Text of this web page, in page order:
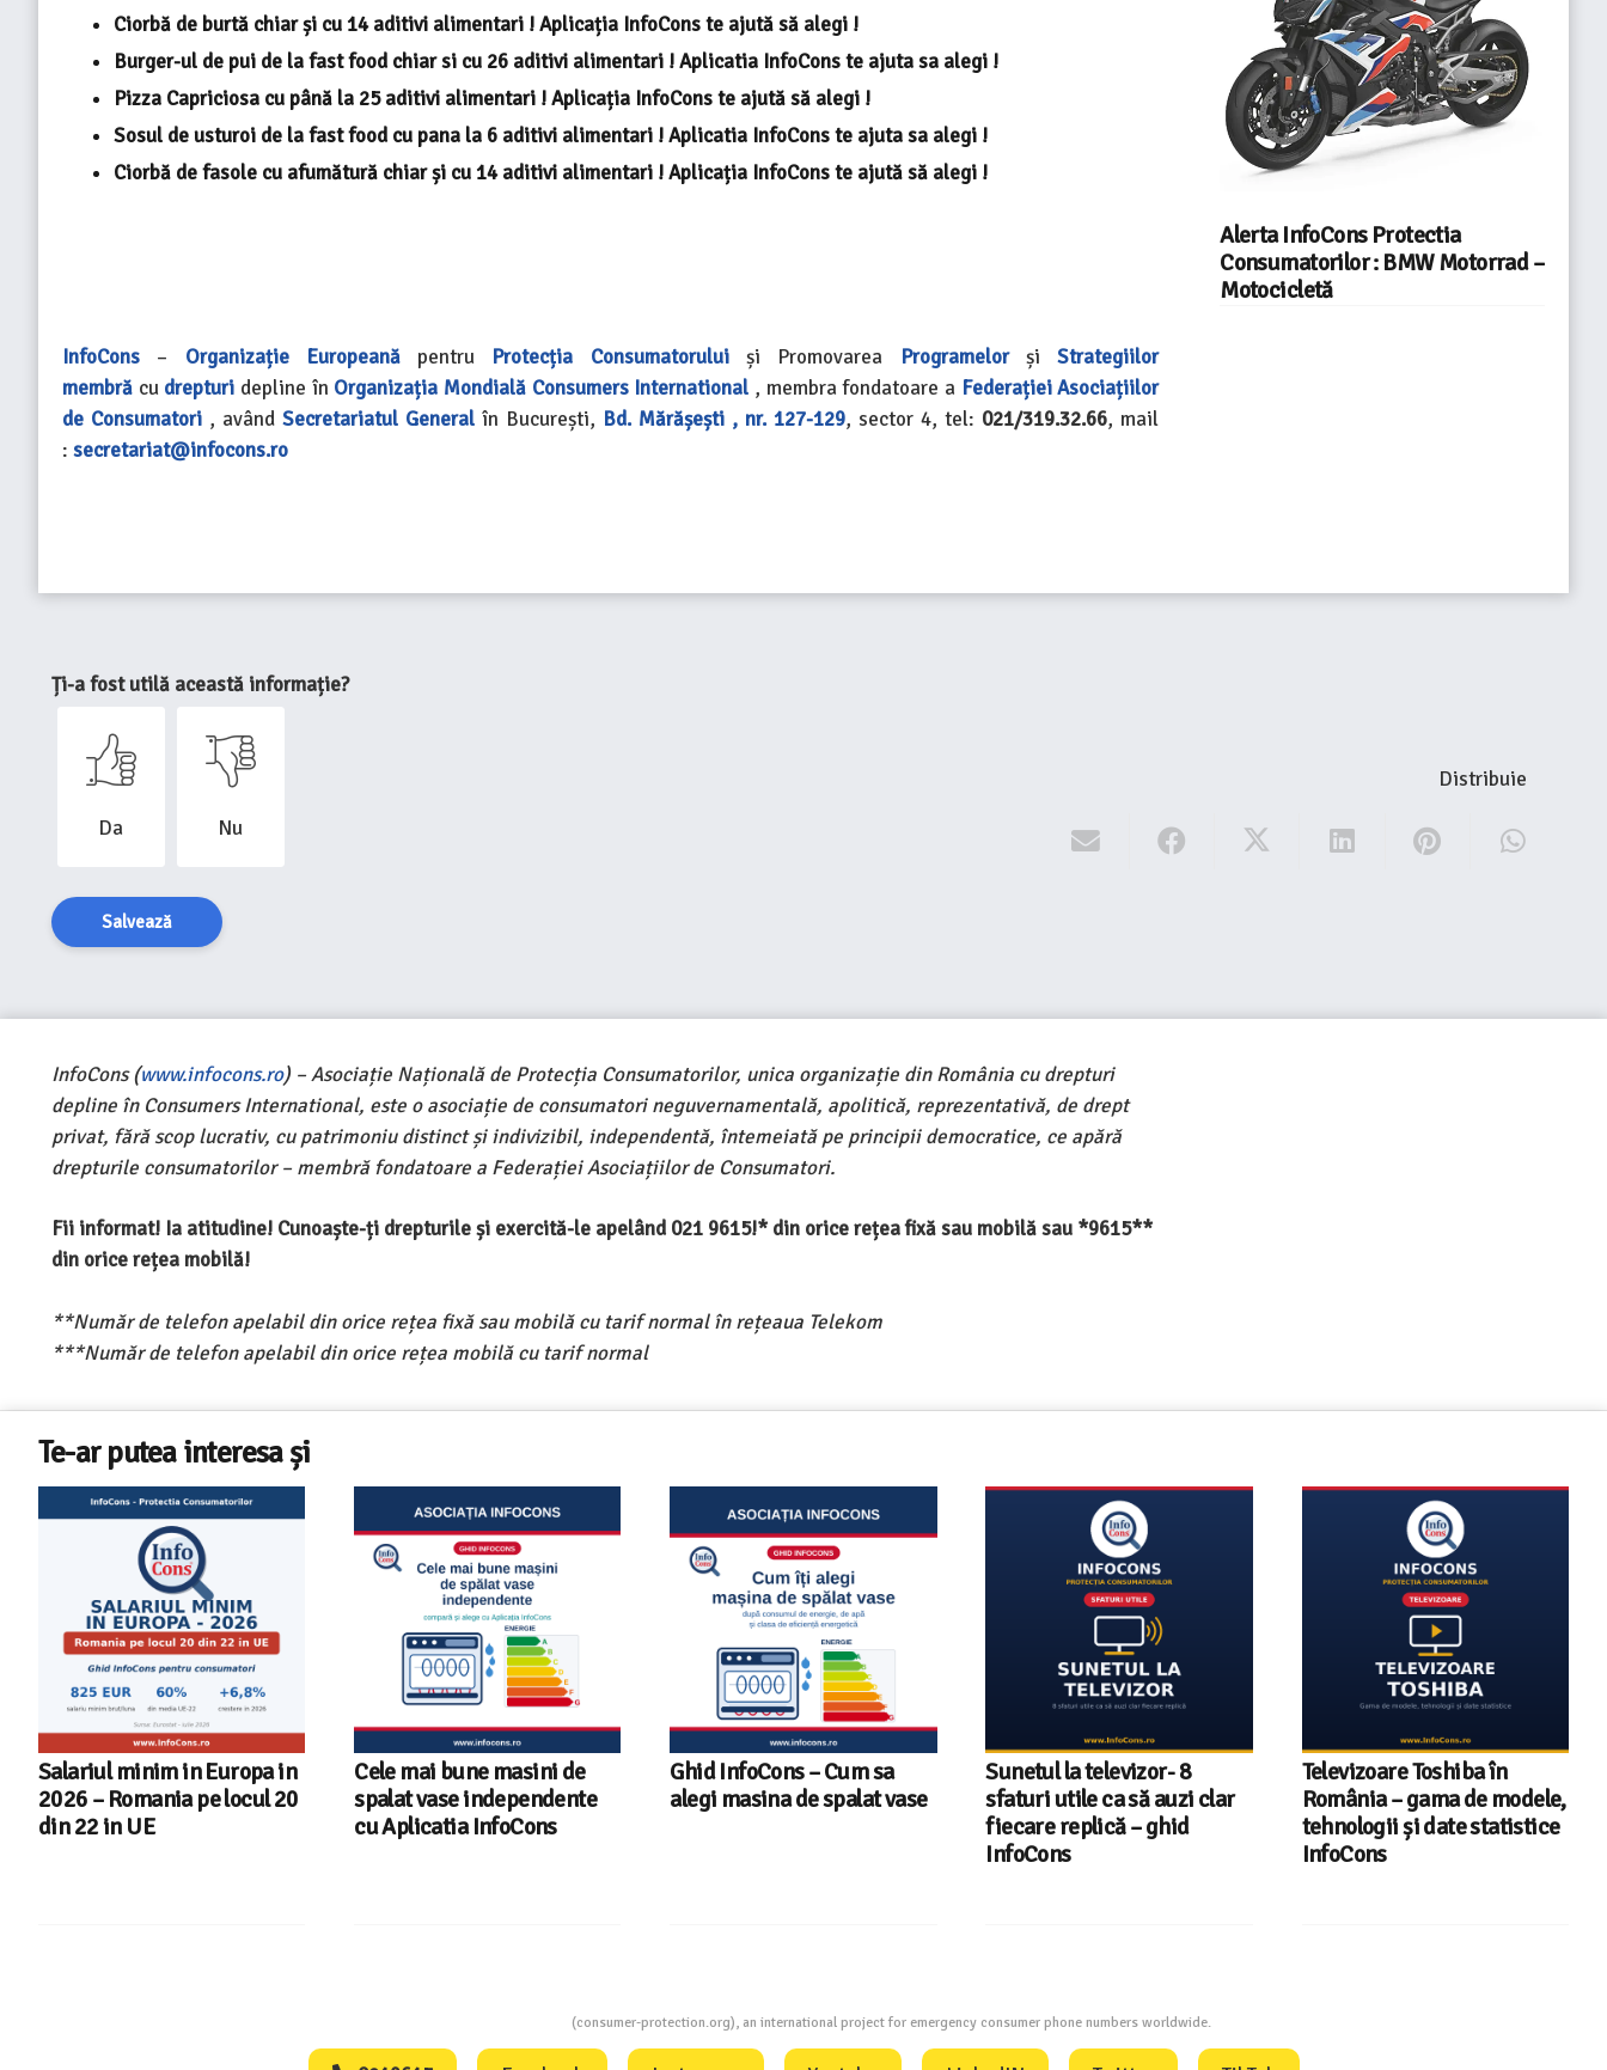
Ciorbă de burtă chiar și cu 14 aditivi alimentari ! Aplicația InfoCons te ajută să alegi !
Burger-ul de pui de la fast food chiar si cu 26 aditivi alimentari ! Aplicatia InfoCons te ajuta sa alegi !
Pizza Capriciosa cu până la 25 aditivi alimentari ! Aplicația InfoCons te ajută să alegi !
Sosul de usturoi de la fast food cu pana la 6 aditivi alimentari ! Aplicatia InfoCons te ajuta sa alegi !
Ciorbă de fasole cu afumătură chiar și cu 14 aditivi alimentari ! Aplicația InfoCons te ajută să alegi !
InfoCons – Organizație Europeanăpentru Protecția Consumatoruluiși Promovarea ProgramelorșiStrategiilor
membră cu drepturi depline în Organizația Mondială Consumers International , membra fondatoare a Federației Asociațiilor
de Consumatori , avândSecretariatul General în București, Bd. Mărășești , nr. 127-129, sector 4, tel: 021/319.32.66, mail
: secretariat@infocons.ro
Alerta InfoCons Protectia
Consumatorilor : BMW Motorrad –
Motocicletă
Ți-a fost utilă această informație?
Da Nu
Salvează
Distribuie
InfoCons (www.infocons.ro) – Asociație Națională de Protecția Consumatorilor, unica organizație din România cu drepturi
depline în Consumers International, este o asociație de consumatori neguvernamentală, apolitică, reprezentativă, de drept
privat, fără scop lucrativ, cu patrimoniu distinct și indivizibil, independentă, întemeiată pe principii democratice, ce apără
drepturile consumatorilor – membră fondatoare a Federației Asociațiilor de Consumatori.
Fii informat! Ia atitudine! Cunoaște-ți drepturile și exercită-le apelând 021 9615!* din orice rețea fixă sau mobilă sau *9615**
din orice rețea mobilă!
**Număr de telefon apelabil din orice rețea fixă sau mobilă cu tarif normal în rețeaua Telekom
***Număr de telefon apelabil din orice rețea mobilă cu tarif normal
Te-ar putea interesa și
Salariul minim in Europa in
2026 – Romania pe locul 20
din 22 in UE
Cele mai bune masini de
spalat vase independente
cu Aplicatia InfoCons
Ghid InfoCons – Cum sa
alegi masina de spalat vase
Sunetul la televizor- 8
sfaturi utile ca să auzi clar
fiecare replică – ghid
InfoCons
Televizoare Toshiba în
România – gama de modele,
tehnologii și date statistice
InfoCons
(consumer-protection.org), an international project for emergency consumer phone numbers worldwide.